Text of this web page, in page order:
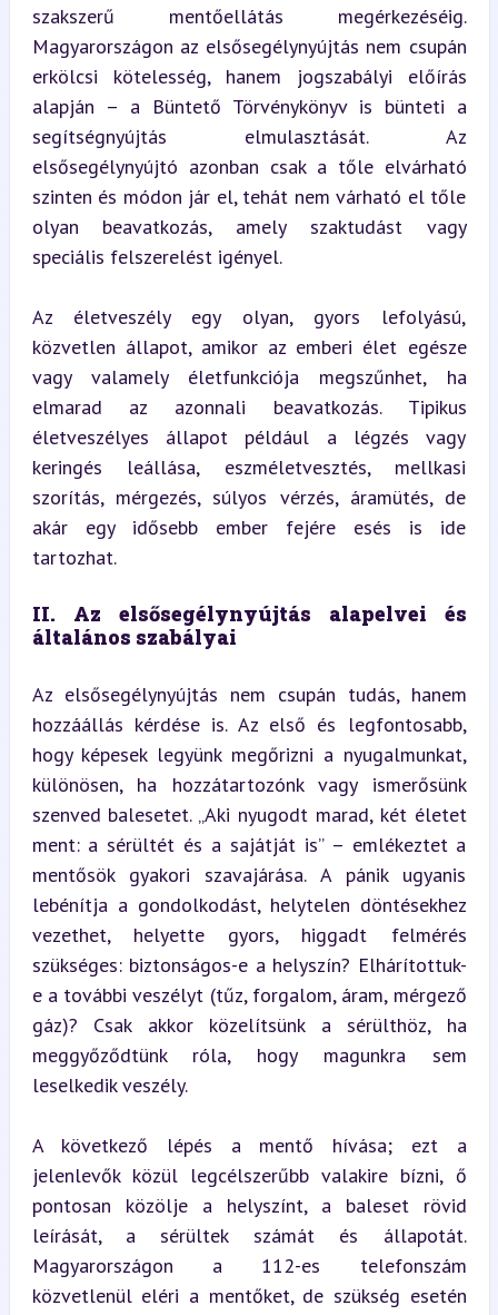
szakszerű mentőellátás megérkezéséig.
Magyarországon az elsősegélynyújtás nem csupán
erkölcsi kötelesség, hanem jogszabályi előírás
alapján – a Büntető Törvénykönyv is bünteti a
segítségnyújtás elmulasztását. Az
elsősegélynyújtó azonban csak a tőle elvárható
szinten és módon jár el, tehát nem várható el tőle
olyan beavatkozás, amely szaktudást vagy
speciális felszerelést igényel.
Az életveszély egy olyan, gyors lefolyású,
közvetlen állapot, amikor az emberi élet egésze
vagy valamely életfunkciója megszűnhet, ha
elmarad az azonnali beavatkozás. Tipikus
életveszélyes állapot például a légzés vagy
keringés leállása, eszméletvesztés, mellkasi
szorítás, mérgezés, súlyos vérzés, áramütés, de
akár egy idősebb ember fejére esés is ide
tartozhat.
II. Az elsősegélynyújtás alapelvei és
általános szabályai
Az elsősegélynyújtás nem csupán tudás, hanem
hozzáállás kérdése is. Az első és legfontosabb,
hogy képesek legyünk megőrizni a nyugalmunkat,
különösen, ha hozzátartozónk vagy ismerősünk
szenved balesetet. „Aki nyugodt marad, két életet
ment: a sérültét és a sajátját is” – emlékeztet a
mentősök gyakori szavajárása. A pánik ugyanis
lebénítja a gondolkodást, helytelen döntésekhez
vezethet, helyette gyors, higgadt felmérés
szükséges: biztonságos-e a helyszín? Elhárítottuk-
e a további veszélyt (tűz, forgalom, áram, mérgező
gáz)? Csak akkor közelítsünk a sérülthöz, ha
meggyőződtünk róla, hogy magunkra sem
leselkedik veszély.
A következő lépés a mentő hívása; ezt a
jelenlevők közül legcélszerűbb valakire bízni, ő
pontosan közölje a helyszínt, a baleset rövid
leírását, a sérültek számát és állapotát.
Magyarországon a 112-es telefonszám
közvetlenül eléri a mentőket, de szükség esetén